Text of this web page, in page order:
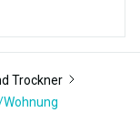
Trockner